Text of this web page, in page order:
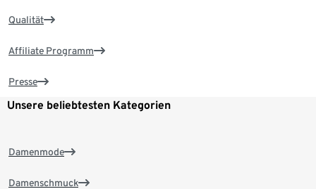
Qualität
Affiliate Programm
Presse
Unsere beliebtesten Kategorien
Damenmode
Damenschmuck